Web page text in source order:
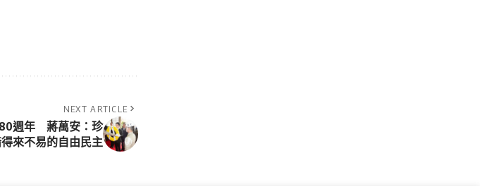
NEXT ARTICLE
週年 蔣萬安：珍
來不易的自由民主